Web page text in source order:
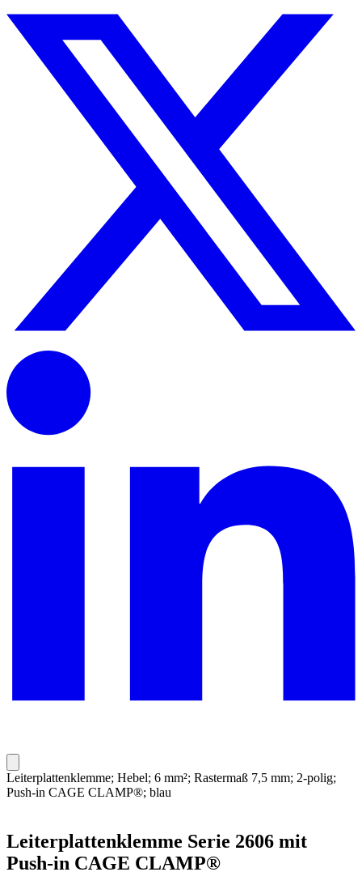
Leiterplattenklemme; Hebel; 6 mm²; Rastermaß 7,5 mm; 2-polig;
Push-in CAGE CLAMP®; blau
Leiterplattenklemme Serie 2606 mit
Push-in CAGE CLAMP®